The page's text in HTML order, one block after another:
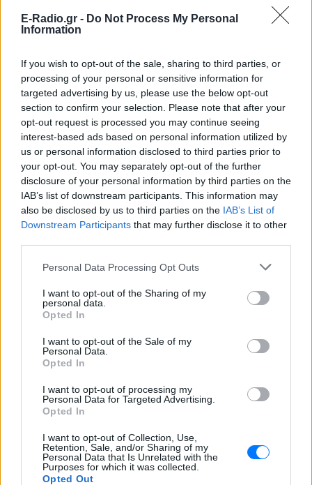
E-Radio.gr - Do Not Process My Personal
Information
If you wish to opt-out of the sale, sharing to third parties, or
processing of your personal or sensitive information for
targeted advertising by us, please use the below opt-out
section to confirm your selection. Please note that after your
opt-out request is processed you may continue seeing
interest-based ads based on personal information utilized by
us or personal information disclosed to third parties prior to
your opt-out. You may separately opt-out of the further
disclosure of your personal information by third parties on the
IAB’s list of downstream participants. This information may
also be disclosed by us to third parties on the IAB’s List of
Downstream Participants that may further disclose it to other
Personal Data Processing Opt Outs
I want to opt-out of the Sharing of my
personal data.
Opted In
I want to opt-out of the Sale of my
Personal Data.
Opted In
I want to opt-out of processing my
Personal Data for Targeted Advertising.
Opted In
I want to opt-out of Collection, Use,
Retention, Sale, and/or Sharing of my
Personal Data that Is Unrelated with the
Purposes for which it was collected.
Opted Out
ΔΕΙΤΕ ΕΠΙΣΗΣ
ΣΤΗΝ ΙΔΙΑ ΚΑΤΗΓΟΡΙΑ
Ηθοποιός του Χάρι Πότερ
άνοιξε OnlyFans και κερδίζει
περισσότερα απ` όσα σε όλη
της την καριέρα στην
υποκριτική
ΣΉΜΕΡΑ
17.500 ευρώ
που την «κατέστρεψε» και η
προειδοποίηση στις γυναίκες
Η ποπ σταρ μοιράστηκε την άσχημη
εμπειρία της σε βίντεο στο Instagram,
εξηγώντας ότι η πτώση βλεφάρου που
υπέστη κράτησε περίπου τέσσερις